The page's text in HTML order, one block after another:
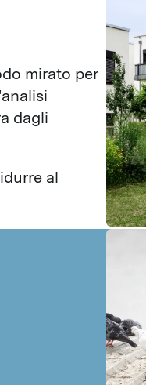
mirato per
dagli
al